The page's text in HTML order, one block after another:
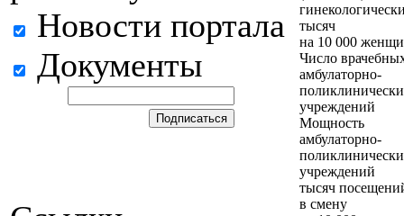
Новости портала
Документы
тысяч
на 10 000
Число
амбулаторно-
учреждений
Мощность
амбулаторно-
учреждений
тысяч
в смену